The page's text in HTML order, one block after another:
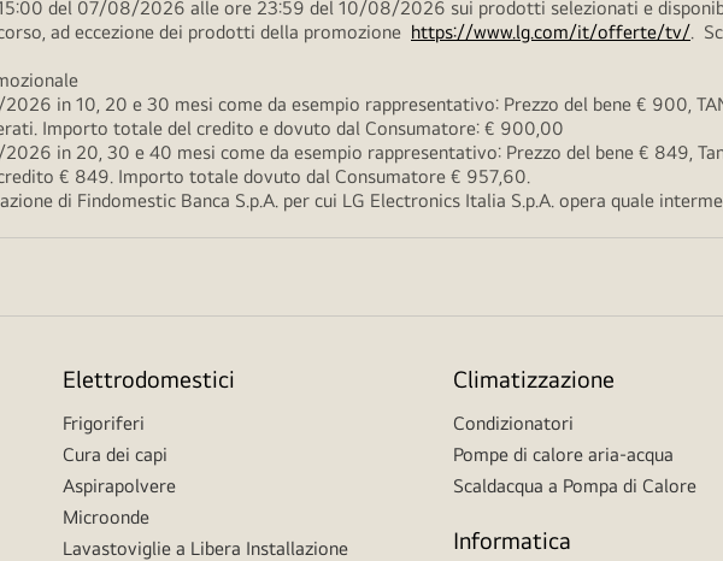
del 07/08/2026 alle ore 23:59 del 10/08/2026 sui prodotti selezionati e
ad eccezione dei prodotti della promozione https://www.lg.com/it/offerte/tv/.
in 10, 20 e 30 mesi come da esempio rappresentativo: Prezzo del bene € 900,
Importo totale del credito e dovuto dal Consumatore: € 900,00
in 20, 30 e 40 mesi come da esempio rappresentativo: Prezzo del bene € 849,
€ 849. Importo totale dovuto dal Consumatore € 957,60.
di Findomestic Banca S.p.A. per cui LG Electronics Italia S.p.A. opera quale
Elettrodomestici
Frigoriferi
Cura dei capi
Aspirapolvere
Microonde
Lavastoviglie a Libera Installazione
Climatizzazione
Condizionatori
Pompe di calore aria-acqua
Scaldacqua a Pompa di Calore
Informatica